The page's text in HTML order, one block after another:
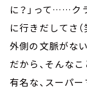
に？」って……ク
に行きだしてさ（
外側の文脈がない
だから、そんな
有名な、スーパ